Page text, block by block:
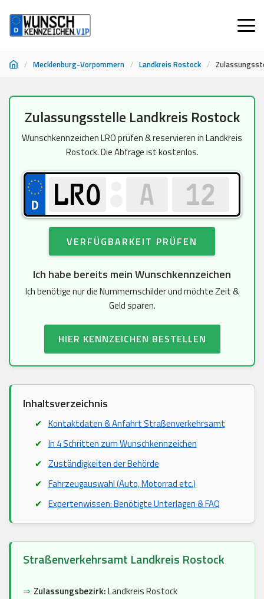
/ Mecklenburg-Vorpommern / Landkreis Rostock /
Zum
Inhalt
springen
Zulassungsstelle Landkreis Rostock
Wunschkennzeichen LRO prüfen & reservieren in Landkreis
Rostock. Die Abfrage ist kostenlos.
VERFÜGBARKEIT PRÜFEN
Ich habe bereits mein Wunschkennzeichen
Ich benötige nur die Nummernschilder und möchte Zeit &
Geld sparen.
HIER KENNZEICHEN BESTELLEN
Inhaltsverzeichnis
Kontaktdaten & Anfahrt Straßenverkehrsamt
In 4 Schritten zum Wunschkennzeichen
Zuständigkeiten der Behörde
Fahrzeugauswahl (Auto, Motorrad etc.)
Expertenwissen: Benötigte Unterlagen & FAQ
Straßenverkehrsamt Landkreis Rostock
⇒ Zulassungsbezirk:Landkreis Rostock